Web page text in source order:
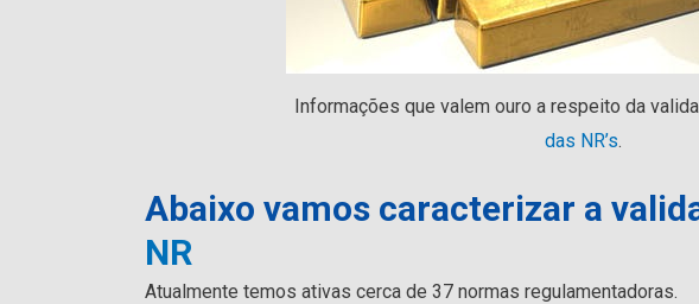
Informações que valem ouro a respeito da
das NR’s.
Abaixo vamos caracterizar a
NR
Atualmente temos ativas cerca de 37 normas regulamentadoras.